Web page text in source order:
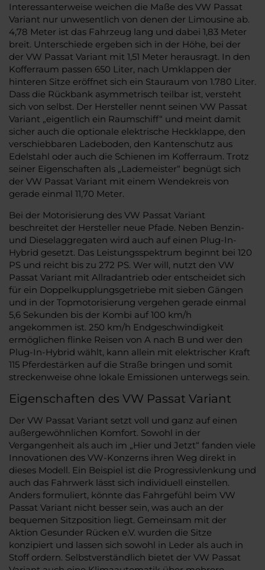
Interessanterweise weichen die Maße des VW Passat
Variant nur unwesentlich von denen der Limousine ab.
4,78 Meter ist das Fahrzeug lang und dabei 1,83 Meter
breit. Unterschiede ergeben sich in der Höhe, bei der
der VW Passat Variant mit 1,51 Meter herausragt. In den
Kofferraum passen 650 Liter, nach Umklappen der
hinteren Sitze eröffnet sich ein Stauraum von 1.780 Liter.
Dass die Rückbank asymmetrisch teilbar ist, versteht
sich von selbst. Der Hersteller nennt seinen VW Passat
Variant „eigentlich ein Raumschiff“ und meint damit
sicher auch die optionale elektrische Heckklappe, den
verschiebbaren Ladeboden, den Kantenschutz aus
Edelstahl oder auch die Schienen im Kofferraum. Trotz
seiner Eigenschaften als „Lademeister“ begnügt sich
der VW Passat Variant mit einem Wendekreis von
gerade einmal 11,70 Meter.
Bei der Motorisierung des VW Passat Variant
beschreitet der Hersteller neue Pfade. Neben Benzin-
und Dieselaggregaten wird auch auf einen Plug-In-
Hybrid gesetzt. Das Leistungsspektrum beginnt bei 120
PS und reicht bis zu 272 PS. Wer will, nutzt den VW
Passat Variant mit Allradantrieb oder entscheidet sich
für ein Doppelkupplungsgetriebe mit sieben Gängen
und in der Topmotorisierung vergehen gerade einmal
5,6 Sekunden bis der Kombi auf 100 km/h
angekommen ist. 250 km/h Endgeschwindigkeit
ermöglichen flinke Reisen von A nach B und wer den
Plug-In-Hybrid wählt, kann allein mit elektrischer Kraft
115 Pferdestärken auf die Straße bringen und somit
streckenweise ohne lokale Emissionen unterwegs sein.
Eigenschaften des VW Passat Variant
Der VW Passat Variant setzt voll und ganz auf einen
außergewöhnlichen Komfort. Sowohl in der
Vergangenheit als auch im „Hier und Jetzt“ fanden viele
Innovationen des VW-Konzerns ihren Weg direkt in
dieses Modell. Ein Beispiel ist die Progressivlenkung und
auch das Fahrwerk lässt sich individuell einstellen.
Anders formuliert, könnte das Fahrgefühl beim VW
Passat Variant nicht besser sein, was auch an der
bequemen Sitzposition liegt. Gemeinsam mit der
Aktion Gesunder Rücken e.V. wurden die Sitze
konzipiert und lassen sich sowohl in Leder als auch in
Stoff ordern. Selbstverständlich bietet der VW Passat